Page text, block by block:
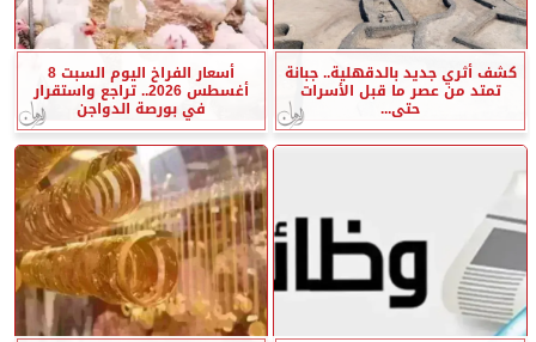
كشف أثري جديد بالدقهلية.. جبانة
تمتد من عصر ما قبل الأسرات
حتى...
أسعار الفراخ اليوم السبت 8
أغسطس 2026.. تراجع واستقرار
في بورصة الدواجن